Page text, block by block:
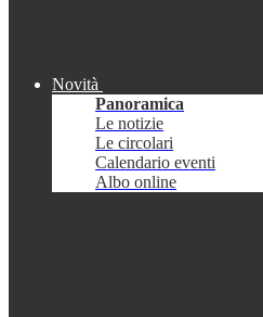
Novità
Panoramica
Le notizie
Le circolari
Calendario eventi
Albo online